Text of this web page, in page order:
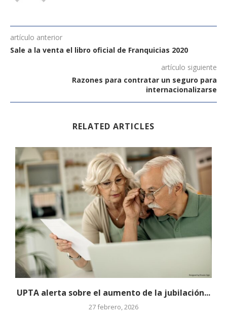
artículo anterior
Sale a la venta el libro oficial de Franquicias 2020
artículo siguiente
Razones para contratar un seguro para
internacionalizarse
RELATED ARTICLES
UPTA alerta sobre el aumento de la jubilación...
27 febrero, 2026